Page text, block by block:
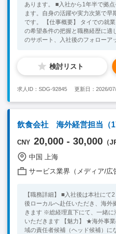
あります。 ■入社から1年半で拠
ます。自身の活躍や実力次第で早
です。 【仕事概要】 タイでの就業を目指している日本人求職者
の希望条件の把握と職務経歴に適
のサポート、入社後のフォローアップ
ア面談、求人紹介、レジュメ・
整、面接後フォロー、条件交渉、
・求人票にマッチした求職者を様
へ求職者情報をシェア、求職者の
ーチし提案 ・登録があった求職
タイで就業を希望している日本人
後の方とキャリア面談を行ってい
動における軸を抑え、強みを言語
職者のマッチングを創出します。 また、求職者からは業界や職
種に対しての質問なども多いため
求人を一番理解していることはも
ルーティングアドバイザーとの連
ニケーションをした経験（業界不
・異文化の中に適応できる柔軟性
の英語力 ※社内公用語は英語となります。 【求め
標達成に向けてやりきった経験の
得意な方 協調性をもって仕事を進
検討リスト
求人ID：SDG-92845 更新日：2026/
飲食会社 海外経営担当（
CNY 20,000 - 30,000 （
中国 上海
サービス業界（メディア/広告/コンサル
【職務詳細】 ■入社後は本社に
後ローカルへ赴任いただき、海外
きます ※総経理直下にて、一緒に
いただきます 【魅力】 ★海外事業の拡大に伴い、1国または1地
域の責任者候補（ヘッド候補）